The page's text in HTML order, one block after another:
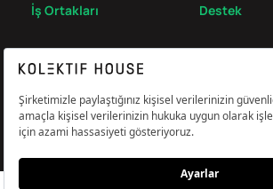
İş Ortakları Destek